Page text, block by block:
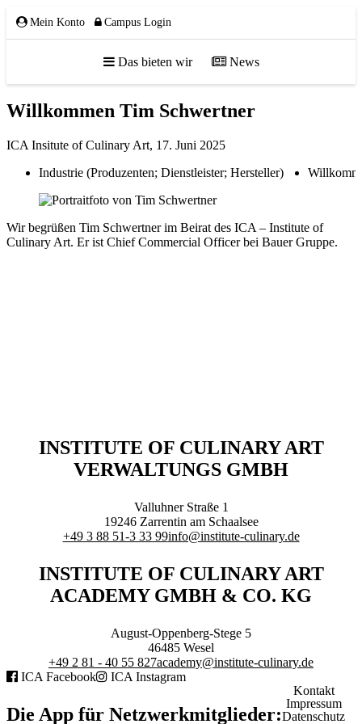
Mein Konto Campus Login
Das bieten wir News
ÜBER UNS
Gremien
Mitglieder
Partnerschaften
Eventgastronomie
Caregastronomie
Betriebsgastronomie
Marken- & Systemgastronomie
Laboratories
ACADEMY
Online-Academy
Berufsqualifikation
Willkommen Tim Schwertner
ICA Insitute of Culinary Art, 17. Juni 2025
Industrie (Produzenten; Dienstleister; Hersteller)
Wir begrüßen Tim Schwertner im Beirat des ICA – Institute of
Culinary Art. Er ist Chief Commercial Officer bei Bauer Gruppe.
INSTITUTE OF CULINARY ART
VERWALTUNGS GMBH
Valluhner Straße 1
19246 Zarrentin am Schaalsee
+49 3 88 51-3 33 99info@institute-culinary.de
INSTITUTE OF CULINARY ART
ACADEMY GMBH & CO. KG
August-Oppenberg-Stege 5
46485 Wesel
+49 2 81 - 40 55 827academy@institute-culinary.de
ICA Facebook
ICA Instagram
Die App für Netzwerkmitglieder:
Kontakt
Impressum
Datenschutz